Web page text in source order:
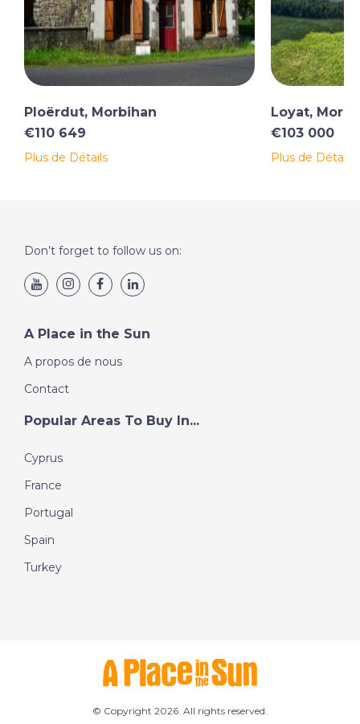
Ploërdut, Morbihan
€110 649
Plus de Détails
Loyat,
€103 000
Plus de Détails
Don’t forget to follow us on:
A Place in the Sun
A propos de nous
Contact
Popular Areas To Buy In...
Cyprus
France
Portugal
Spain
Turkey
© Copyright 2026. All rights reserved.